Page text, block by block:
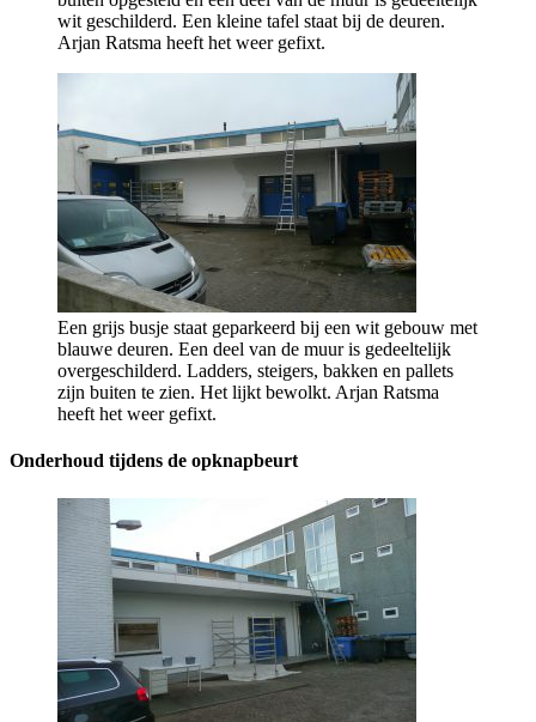
wit geschilderd. Een kleine tafel staat bij de deuren.
Arjan Ratsma heeft het weer gefixt.
Een grijs busje staat geparkeerd bij een wit gebouw met
blauwe deuren. Een deel van de muur is gedeeltelijk
overgeschilderd. Ladders, steigers, bakken en pallets
zijn buiten te zien. Het lijkt bewolkt. Arjan Ratsma
heeft het weer gefixt.
Onderhoud tijdens de opknapbeurt